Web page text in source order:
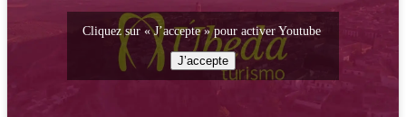
Cliquez sur « J’accepte » pour activer Youtube
J’accepte